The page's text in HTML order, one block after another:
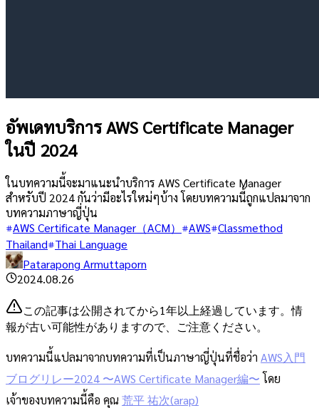
อัพเดทบริการ AWS Certificate Manager
ในปี 2024
ในบทความนี้จะมาแนะนำบริการ AWS Certificate Manager
สำหรับปี 2024 กันว่ามีอะไรใหม่ๆบ้าง โดยบทความนี้ถูกแปลมาจาก
บทความภาษาญี่ปุ่น
AWS Certificate Manager（ACM）
AWS Classmethod
Thailand Thai Language
Patarapong Armuttaporn
2024.08.26
この記事は公開されてから1年以上経過しています。情
報が古い可能性がありますので、ご注意ください。
บทความนี้แปลมาจากบทความที่เป็นภาษาญี่ปุ่นที่ชื่อว่า AWS入門
ブログリレー2024 〜AWS Certificate Manager編〜โดย
เจ้าของบทความนี้คือ คุณ 荒平 祐次(arap)